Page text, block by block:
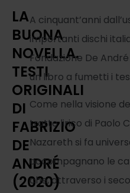
LA
BUONA
NOVELLA.
TESTI
ORIGINALI
DI
FABRIZIO
DE
ANDRÉ
(2020)
A cinquant’anni
importanti dischi
Fondazione De
un libro a fumetti i
Come nella visione
tratto lirico di Paolo
Nazareth si fa
accompagnano le
che, attraverso i